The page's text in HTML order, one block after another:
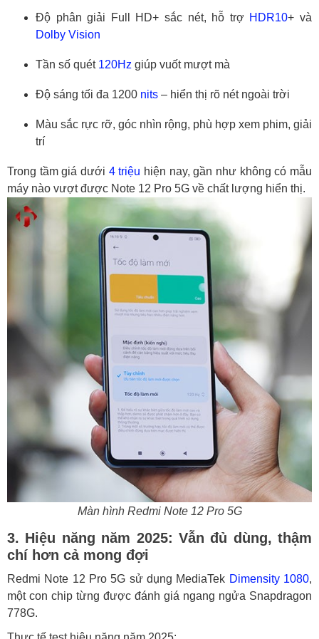
Độ phân giải Full HD+ sắc nét, hỗ trợ HDR10+ và
Dolby Vision
Tần số quét 120Hz giúp vuốt mượt mà
Độ sáng tối đa 1200 nits – hiển thị rõ nét ngoài trời
Màu sắc rực rỡ, góc nhìn rộng, phù hợp xem phim, giải
trí
Trong tầm giá dưới 4 triệu hiện nay, gần như không có mẫu
máy nào vượt được Note 12 Pro 5G về chất lượng hiển thị.
Màn hình Redmi Note 12 Pro 5G
3. Hiệu năng năm 2025: Vẫn đủ dùng, thậm
chí hơn cả mong đợi
Redmi Note 12 Pro 5G sử dụng MediaTek Dimensity 1080,
một con chip từng được đánh giá ngang ngửa Snapdragon
778G.